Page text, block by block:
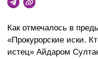
Как отмечалось в
«Прокурорские иски.
истец» Айдаром